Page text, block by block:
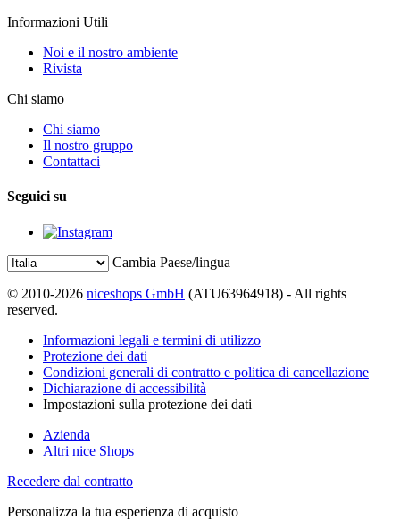
Informazioni Utili
Noi e il nostro ambiente
Rivista
Chi siamo
Chi siamo
Il nostro gruppo
Contattaci
Seguici su
Cambia Paese/lingua
© 2010-2026 niceshops GmbH (ATU63964918) - All rights
reserved.
Informazioni legali e termini di utilizzo
Protezione dei dati
Condizioni generali di contratto e politica di cancellazione
Dichiarazione di accessibilità
Impostazioni sulla protezione dei dati
Azienda
Altri nice Shops
Recedere dal contratto
Personalizza la tua esperienza di acquisto